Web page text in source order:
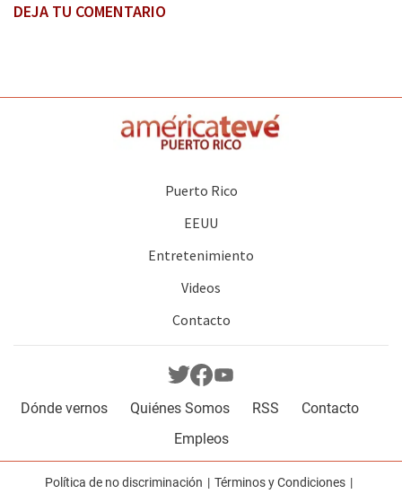
DEJA TU COMENTARIO
Puerto Rico
EEUU
Entretenimiento
Videos
Contacto
Dónde vernos Quiénes Somos RSS
Contacto
Empleos
Política de no discriminación Términos y Condiciones